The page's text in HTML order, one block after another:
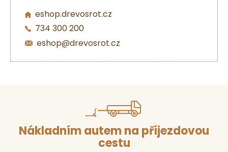
eshop.drevosrot.cz
734 300 200
eshop@drevosrot.cz
Nákladním autem na příjezdovou
cestu